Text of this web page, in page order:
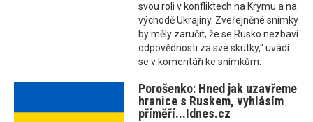
svou roli v konfliktech na Krymu a na
východě Ukrajiny. Zveřejněné snímky
by měly zaručit, že se Rusko nezbaví
odpovědnosti za své skutky," uvádí
se v komentáři ke snímkům.
Porošenko: Hned jak uzavřeme
hranice s Ruskem, vyhlásím
příměří...Idnes.cz